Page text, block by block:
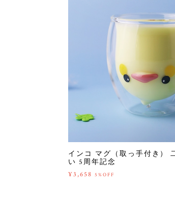
インコ マグ（取っ手付き）
い 5周年記念
¥3,658 5%OFF